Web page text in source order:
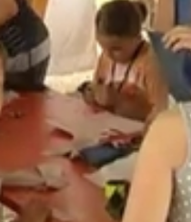
A legjobb napom
A homokozó fölé
hintát szereltek fel,
pedig felújítottak egy